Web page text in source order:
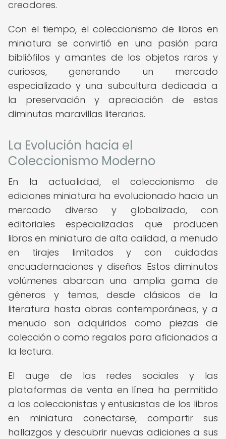
creadores.
Con el tiempo, el coleccionismo de libros en
miniatura se convirtió en una pasión para
bibliófilos y amantes de los objetos raros y
curiosos, generando un mercado
especializado y una subcultura dedicada a
la preservación y apreciación de estas
diminutas maravillas literarias.
La Evolución hacia el
Coleccionismo Moderno
En la actualidad, el coleccionismo de
ediciones miniatura ha evolucionado hacia un
mercado diverso y globalizado, con
editoriales especializadas que producen
libros en miniatura de alta calidad, a menudo
en tirajes limitados y con cuidadas
encuadernaciones y diseños. Estos diminutos
volúmenes abarcan una amplia gama de
géneros y temas, desde clásicos de la
literatura hasta obras contemporáneas, y a
menudo son adquiridos como piezas de
colección o como regalos para aficionados a
la lectura.
El auge de las redes sociales y las
plataformas de venta en línea ha permitido
a los coleccionistas y entusiastas de los libros
en miniatura conectarse, compartir sus
hallazgos y descubrir nuevas adiciones a sus